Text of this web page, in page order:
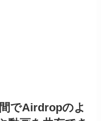
でAirdropのよ